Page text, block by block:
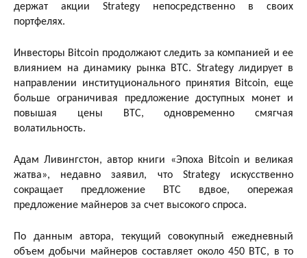
держат акции Strategy непосредственно в своих
портфелях.
Инвесторы Bitcoin продолжают следить за компанией и ее
влиянием на динамику рынка BTC. Strategy лидирует в
направлении институционального принятия Bitcoin, еще
больше ограничивая предложение доступных монет и
повышая цены BTC, одновременно смягчая
волатильность.
Адам Ливингстон, автор книги «Эпоха Bitcoin и великая
жатва», недавно заявил, что Strategy искусственно
сокращает предложение BTC вдвое, опережая
предложение майнеров за счет высокого спроса.
По данным автора, текущий совокупный ежедневный
объем добычи майнеров составляет около 450 BTC, в то